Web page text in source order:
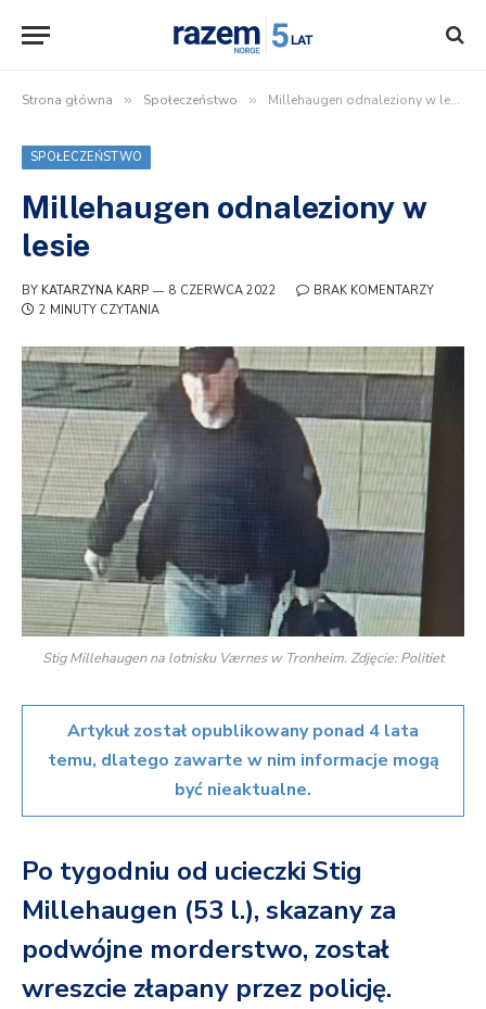
Strona główna » Społeczeństwo » Millehaugen odnaleziony w lesie
SPOŁECZEŃSTWO
Millehaugen odnaleziony w
lesie
BY KATARZYNA KARP 8 CZERWCA 2022
BRAK KOMENTARZY
2 MINUTY CZYTANIA
Stig Millehaugen na lotnisku Værnes w Tronheim. Zdjęcie: Politiet
Artykuł został opublikowany ponad 4 lata
temu, dlatego zawarte w nim informacje mogą
być nieaktualne.
Po tygodniu od ucieczki Stig
Millehaugen (53 l.), skazany za
podwójne morderstwo, został
wreszcie złapany przez policję.